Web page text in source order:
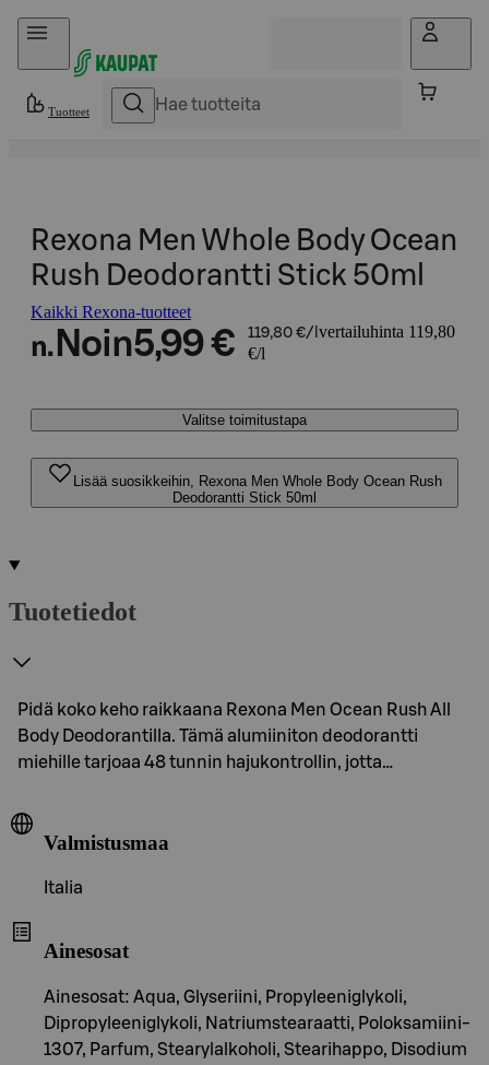
Hyppää sisältöön
Tuotteet
Rexona Men Whole Body Ocean
Rush Deodorantti Stick 50ml
Kaikki Rexona-tuotteet
n. Noin5,99 € 119,80 €/l vertailuhinta 119,80
€/l
Valitse toimitustapa
Lisää suosikkeihin, Rexona Men Whole Body Ocean Rush
Deodorantti Stick 50ml
Tuotetiedot
Pidä koko keho raikkaana Rexona Men Ocean Rush All
Body Deodorantilla. Tämä alumiiniton deodorantti
miehille tarjoaa 48 tunnin hajukontrollin, jotta…
Valmistusmaa
Italia
Ainesosat
Ainesosat: Aqua, Glyseriini, Propyleeniglykoli,
Dipropyleeniglykoli, Natriumstearaatti, Poloksamiini-
1307, Parfum, Stearylalkoholi, Stearihappo, Disodium